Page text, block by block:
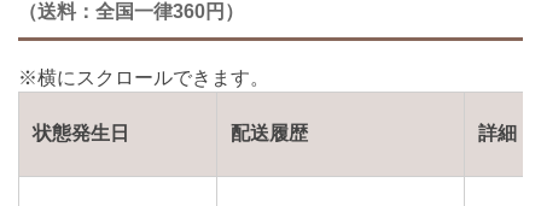
（送料：全国一律360円）
状態発生日 配送履歴 詳細